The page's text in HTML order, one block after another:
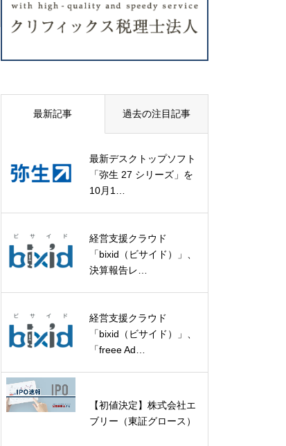
最新記事 過去の注目記事
最新デスクトップソフト
「弥生 27 シリーズ」を
10月1…
経営支援クラウド
「bixid（ビサイド）」、
決算報告レ…
経営支援クラウド
「bixid（ビサイド）」、
「freee Ad…
【初値決定】株式会社エ
ブリー（東証グロース）